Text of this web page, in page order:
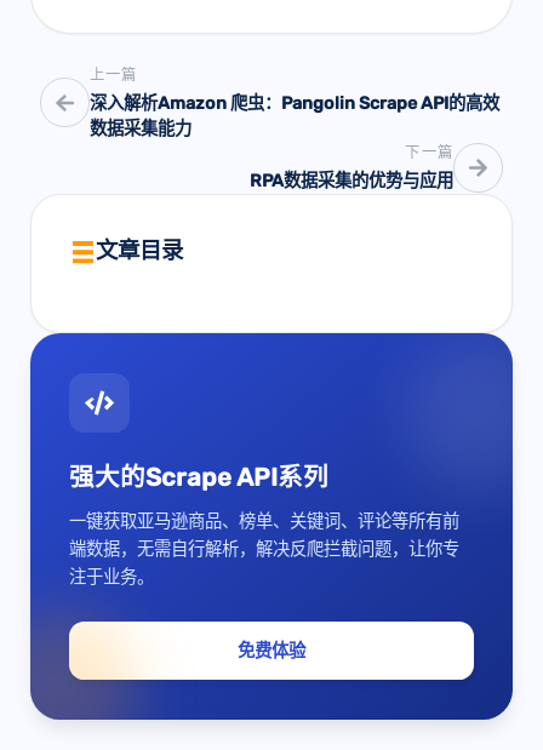
上一篇
深入解析Amazon 爬虫：Pangolin Scrape API的高效
数据采集能力
下一篇
RPA数据采集的优势与应用
文章目录
强大的Scrape API系列
一键获取亚马逊商品、榜单、关键词、评论等所有前
端数据，无需自行解析，解决反爬拦截问题，让你专
注于业务。
免费体验